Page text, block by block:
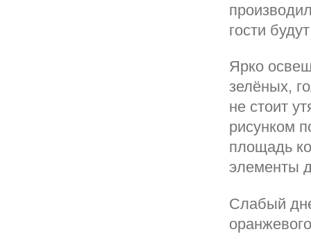
гости
Ярко
зелёных,
не стоит
рисунком
площадь
элементы
Слабый